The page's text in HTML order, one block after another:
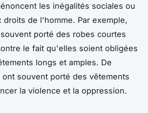
les inégalités sociales ou
droits de l'homme. Par exemple,
porté des robes courtes
le fait qu'elles soient obligées
longs et amples. De
ont souvent porté des vêtements
la violence et la oppression.